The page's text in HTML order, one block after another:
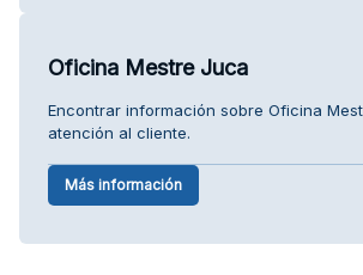
Oficina Mestre Juca
Encontrar información sobre Oficina
atención al cliente.
Más información